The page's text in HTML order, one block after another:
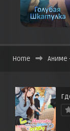
Home Аниме